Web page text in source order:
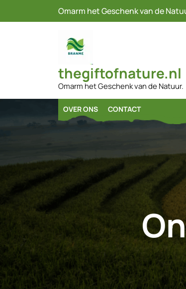
Omarm het Geschenk van de
thegiftofnature.nl
Omarm het Geschenk van de Natuur.
OVER ONS CONTACT